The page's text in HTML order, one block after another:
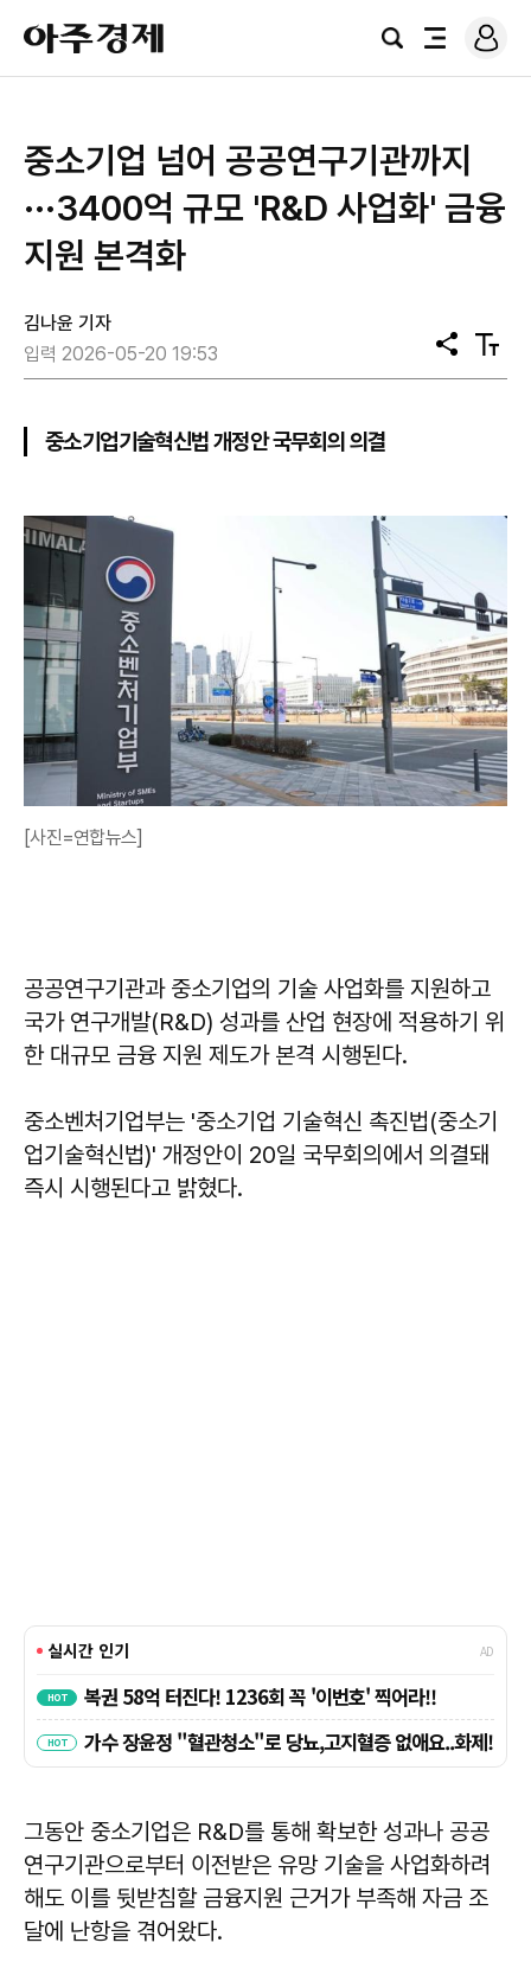
아
주
경
검
전
로
그
중소기업 넘어 공공연구기관까지
···3400억 규모 'R&D 사업화' 금융
지원 본격화
김나윤 기자
입력 2026-05-20 19:53
공
유
텍
스
중소기업기술혁신법 개정안 국무회의 의결
[사진=연합뉴스]
공공연구기관과 중소기업의 기술 사업화를 지원하고
국가 연구개발(R&D) 성과를 산업 현장에 적용하기 위
한 대규모 금융 지원 제도가 본격 시행된다.
중소벤처기업부는 '중소기업 기술혁신 촉진법(중소기
업기술혁신법)' 개정안이 20일 국무회의에서 의결돼
즉시 시행된다고 밝혔다.
그동안 중소기업은 R&D를 통해 확보한 성과나 공공
연구기관으로부터 이전받은 유망 기술을 사업화하려
해도 이를 뒷받침할 금융지원 근거가 부족해 자금 조
달에 난항을 겪어왔다.